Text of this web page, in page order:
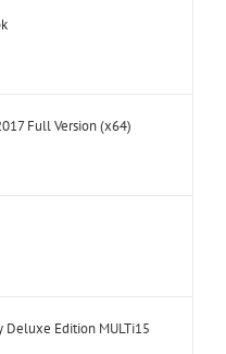
Full Version (x64)
Deluxe Edition MULTi15